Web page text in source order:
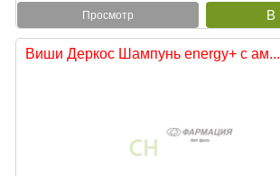
Просмотр
Виши Деркос Шампунь energy+ с ам...